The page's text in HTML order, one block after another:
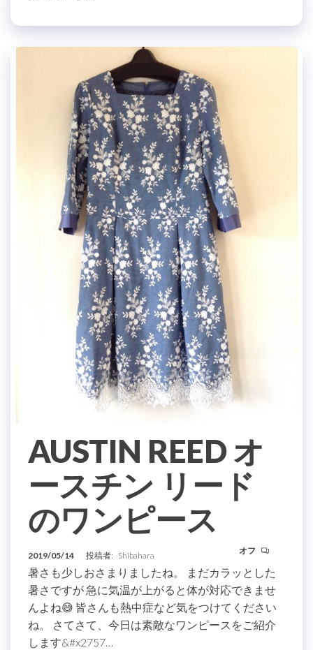
AUSTIN REED オ
ースチン リード
のワンピース
2019/05/14 投稿者: Shibahara オフ
暑さも少しおさまりましたね。 まだカラッとした
暑さですが 急に気温が上がると体が対応できませ
んよね😅 皆さんも熱中症など気をつけてください
ね。 さてさて、今日は素敵なワンピースをご紹介
します&#x2757…